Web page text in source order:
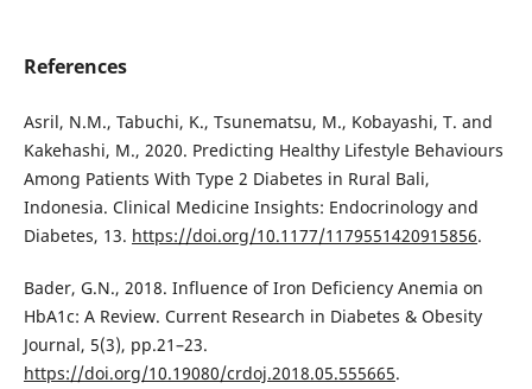
References
Asril, N.M., Tabuchi, K., Tsunematsu, M., Kobayashi, T. and
Kakehashi, M., 2020. Predicting Healthy Lifestyle Behaviours
Among Patients With Type 2 Diabetes in Rural Bali,
Indonesia. Clinical Medicine Insights: Endocrinology and
Diabetes, 13. https://doi.org/10.1177/1179551420915856.
Bader, G.N., 2018. Influence of Iron Deficiency Anemia on
HbA1c: A Review. Current Research in Diabetes & Obesity
Journal, 5(3), pp.21–23.
https://doi.org/10.19080/crdoj.2018.05.555665.